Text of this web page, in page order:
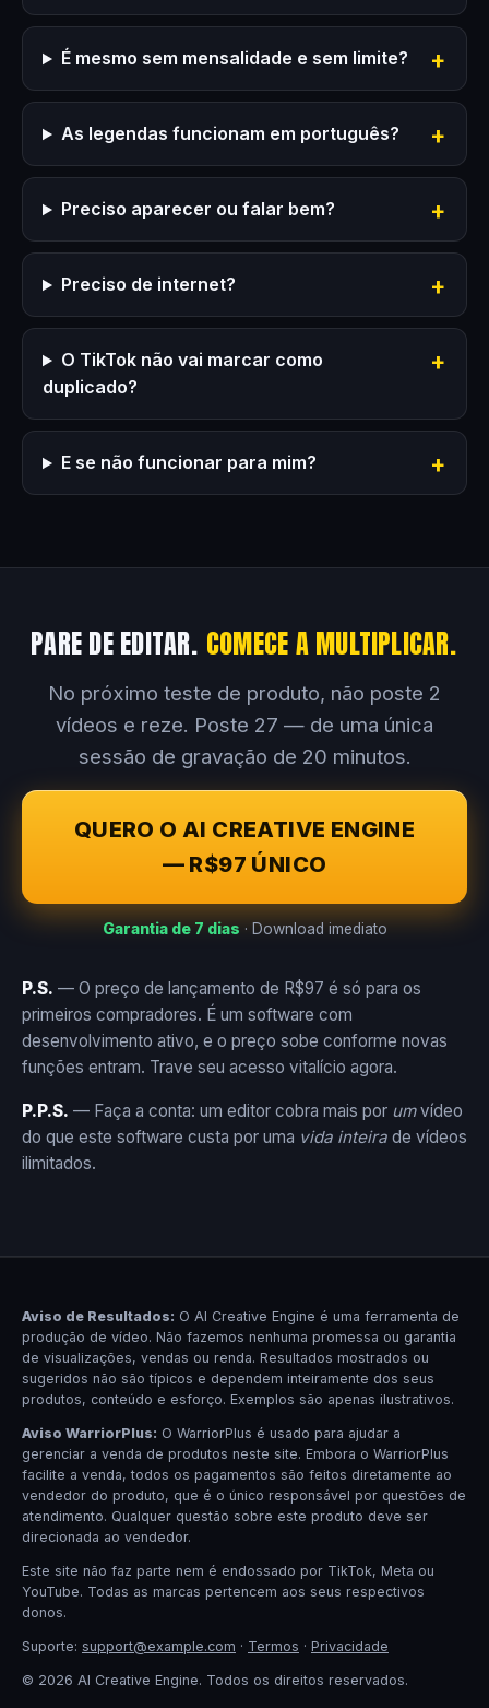
É mesmo sem mensalidade e sem limite?
As legendas funcionam em português?
Preciso aparecer ou falar bem?
Preciso de internet?
O TikTok não vai marcar como
duplicado?
E se não funcionar para mim?
PARE DE EDITAR. COMECE A MULTIPLICAR.
No próximo teste de produto, não poste 2
vídeos e reze. Poste 27 — de uma única
sessão de gravação de 20 minutos.
QUERO O AI CREATIVE ENGINE
— R$97 ÚNICO
Garantia de 7 dias · Download imediato
P.S. — O preço de lançamento de R$97 é só para os
primeiros compradores. É um software com
desenvolvimento ativo, e o preço sobe conforme novas
funções entram. Trave seu acesso vitalício agora.
P.P.S. — Faça a conta: um editor cobra mais por umvídeo
do que este software custa por uma vida inteira de vídeos
ilimitados.
Aviso de Resultados: O AI Creative Engine é uma ferramenta de
produção de vídeo. Não fazemos nenhuma promessa ou garantia
de visualizações, vendas ou renda. Resultados mostrados ou
sugeridos não são típicos e dependem inteiramente dos seus
produtos, conteúdo e esforço. Exemplos são apenas ilustrativos.
Aviso WarriorPlus: O WarriorPlus é usado para ajudar a
gerenciar a venda de produtos neste site. Embora o WarriorPlus
facilite a venda, todos os pagamentos são feitos diretamente ao
vendedor do produto, que é o único responsável por questões de
atendimento. Qualquer questão sobre este produto deve ser
direcionada ao vendedor.
Este site não faz parte nem é endossado por TikTok, Meta ou
YouTube. Todas as marcas pertencem aos seus respectivos
donos.
Suporte: support@example.com · Termos · Privacidade
© 2026 AI Creative Engine. Todos os direitos reservados.